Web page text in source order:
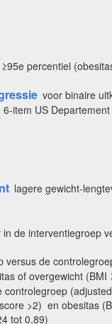
percentiel
voor binaire
item US
lagere gewicht-
de
de
of overgewicht
>2) en obesitas
tot 0,89)